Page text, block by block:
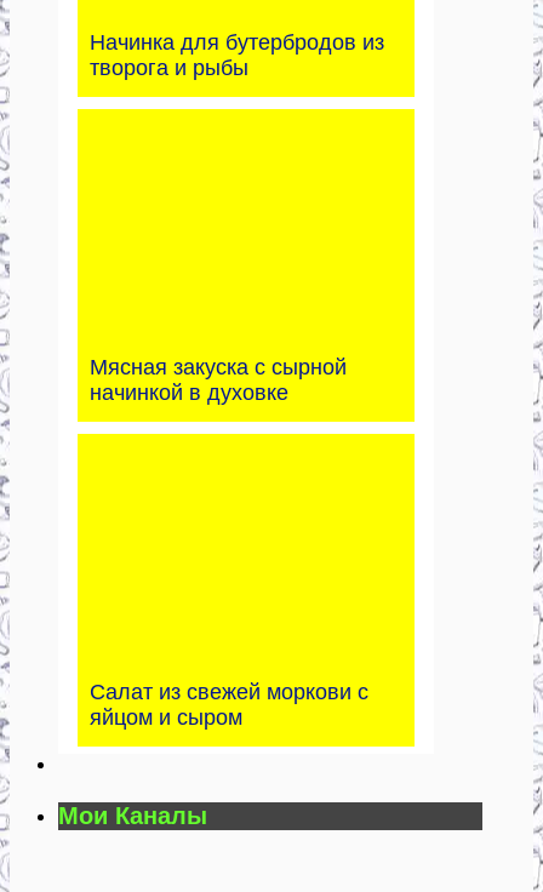
Начинка для бутербродов из
творога и рыбы
Мясная закуска с сырной
начинкой в духовке
Салат из свежей моркови с
яйцом и сыром
Мои Каналы